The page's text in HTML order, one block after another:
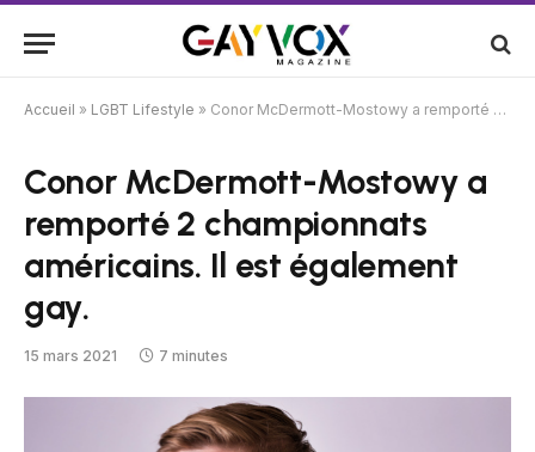
Accueil » LGBT Lifestyle » Conor McDermott-Mostowy a remporté 2 championnats américains. Il est également gay.
Conor McDermott-Mostowy a
remporté 2 championnats
américains. Il est également
gay.
15 mars 2021 7 minutes